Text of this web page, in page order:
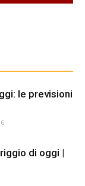
le previsioni
di oggi |